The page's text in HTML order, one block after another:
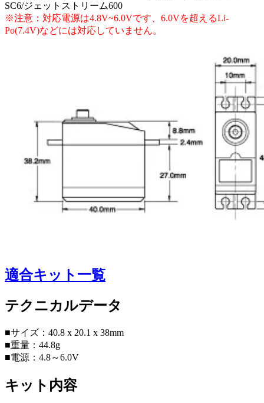
SC6/ジェットストリーム600
※注意：対応電源は4.8V~6.0Vです、6.0Vを超えるLi-
Po(7.4V)などには対応していません。
適合キット一覧
テクニカルデータ
■サイズ：40.8 x 20.1 x 38mm
■重量：44.8g
■電源：4.8～6.0V
キット内容